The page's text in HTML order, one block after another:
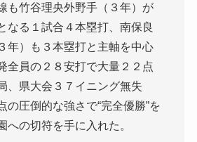
も竹谷理央外野手（３年）が
なる１試合４本塁打、南保良
年）も３本塁打と主軸を中心
全員の２８安打で大量２２点
、県大会３７イニング無失
の圧倒的な強さで“完全優勝”を
への切符を手に入れた。